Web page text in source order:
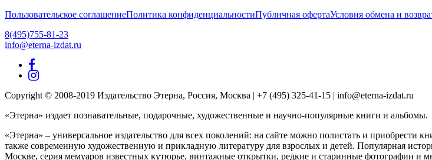
Пользовательское соглашениеПолитика конфиденциальностиПубличная офертаУсловия обмена и
8(495)755-81-23
info@eterna-izdat.ru
Copyright © 2008-2019 Издательство Этерна, Россия, Москва | +7 (495) 325-41-15 | info@eterna-izdat.ru
«Этерна» издает познавательные, подарочные, художественные и научно-популярные книги и альбомы.
«Этерна» – универсальное издательство для всех поколений: на сайте можно полистать и приобрести
также современную художественную и прикладную литературу для взрослых и детей. Популярная
Москве, серия мемуаров известных кутюрье, винтажные открытки, редкие и старинные фотографии и